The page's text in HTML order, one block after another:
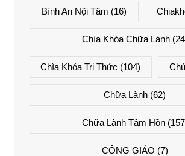
Bình An Nội Tâm (16)
Chìa Khóa Chữa Lành
Chìa Khóa Tri Thức (104)
Chữa Lành (62)
Chữa Lành Tâm Hồn
CÔNG GIÁO (7)